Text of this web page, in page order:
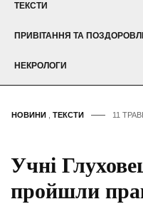
ТЕКСТИ
ПРИВІТАННЯ ТА
НЕКРОЛОГИ
НОВИНИ ТЕКСТИ 11
Учні
пройшли